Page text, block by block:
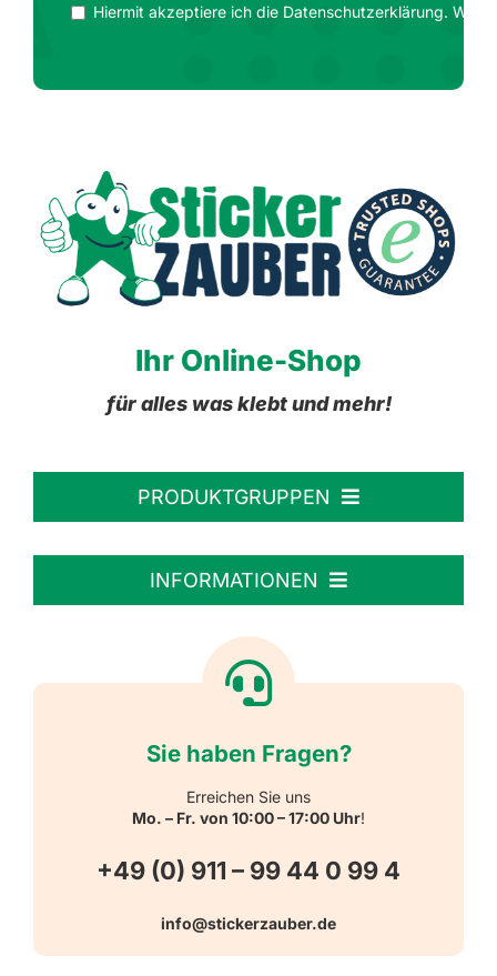
Hiermit akzeptiere ich die Datenschutzerklärung. Wir
Ihr Online-Shop
für alles was klebt und mehr!
PRODUKTGRUPPEN
Personalisierte Aufkleber
Reflektierende Aufkleber
Warn-, Gebots-, Verbots- und
Hinweisaufkleber
INFORMATIONEN
Versandarten
Sie haben Fragen?
Erreichen Sie uns
Mo. – Fr. von 10:00 – 17:00 Uhr!
+49 (0) 911 – 99 44 0 99 4
info@stickerzauber.de